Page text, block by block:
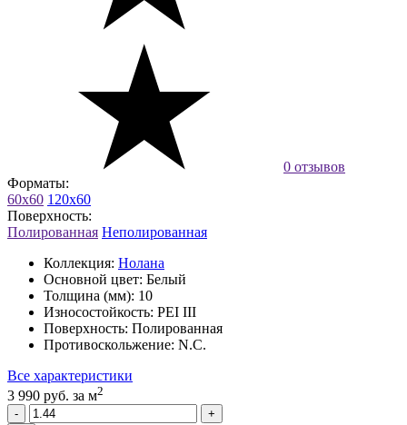
0 отзывов
Форматы:
60x60 120x60
Поверхность:
Полированная Неполированная
Коллекция: Нолана
Основной цвет: Белый
Толщина (мм): 10
Износостойкость: PEI III
Поверхность: Полированная
Противоскольжение: N.C.
Все характеристики
3 990 руб. за м2